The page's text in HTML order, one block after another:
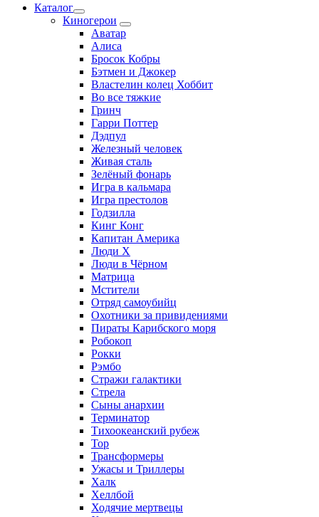
Каталог
Киногерои
Аватар
Алиса
Бросок Кобры
Бэтмен и Джокер
Властелин колец Хоббит
Во все тяжкие
Гринч
Гарри Поттер
Дэдпул
Железный человек
Живая сталь
Зелёный фонарь
Игра в кальмара
Игра престолов
Годзилла
Кинг Конг
Капитан Америка
Люди X
Люди в Чёрном
Матрица
Мстители
Отряд самоубийц
Охотники за привидениями
Пираты Карибского моря
Робокоп
Рокки
Рэмбо
Стражи галактики
Стрела
Сыны анархии
Терминатор
Тихоокеанский рубеж
Тор
Трансформеры
Ужасы и Триллеры
Халк
Хеллбой
Ходячие мертвецы